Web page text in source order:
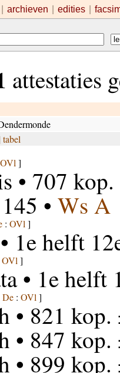
archieven edities
attestaties
tabel
OVl ]
• 707
• Ws A
: OVl ]
1e helft
OVl ]
• 1e helft
De: OVl ]
• 821
• 847
• 899